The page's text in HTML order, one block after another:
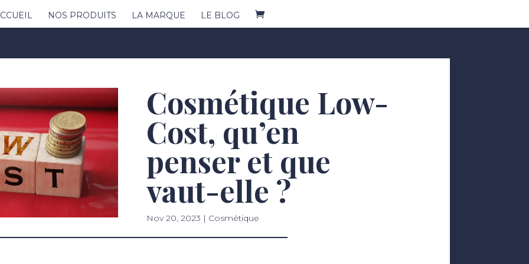
NOS PRODUITS LA MARQUE LE BLOG
Cosmétique Low-
Cost, qu’en
penser et que
vaut-elle ?
Nov 20, 2023 | Cosmétique